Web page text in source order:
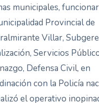
municipales,
Provincial de
Villar,
Servicios
Defensa Civil, en
con la Policía
el operativo